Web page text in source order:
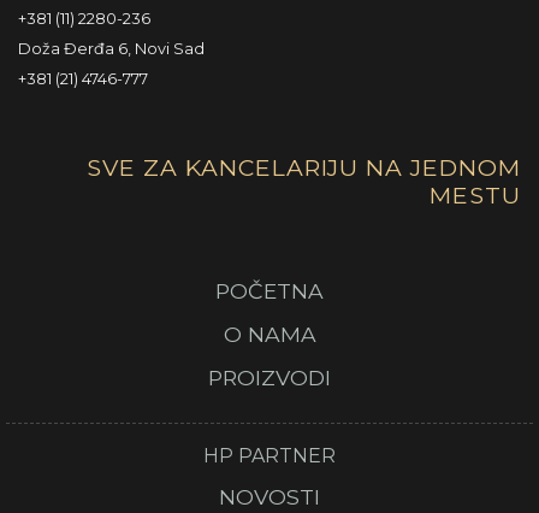
+381 (11) 2280-236
Doža Đerđa 6, Novi Sad
+381 (21) 4746-777
SVE ZA KANCELARIJU NA JEDNOM
MESTU
POČETNA
O NAMA
PROIZVODI
HP PARTNER
NOVOSTI